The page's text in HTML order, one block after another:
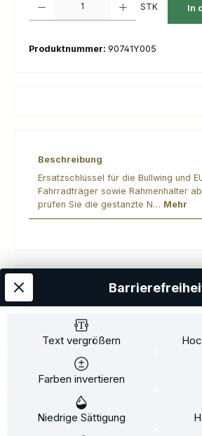
STK In
Produktnummer: 90741Y005
Beschreibung
Ersatzschlüssel für die Bullwing und
Fahrradträger sowie Rahmenhalter
prüfen Sie die gestanzte N… Mehr
Kostenloser
Datenschutz
Widerrufsformular
Zahlung
Copyright© 2020-2025 Faventis GmbH.
Text vergrößern
Farben invertieren
Niedrige Sättigung